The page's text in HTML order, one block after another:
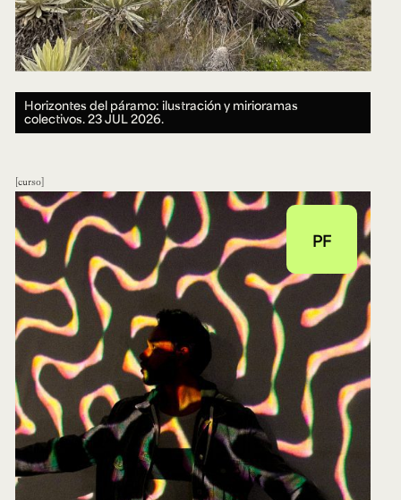
Horizontes del páramo: ilustración y mirioramas
colectivos.23 JUL 2026.
curso
PF